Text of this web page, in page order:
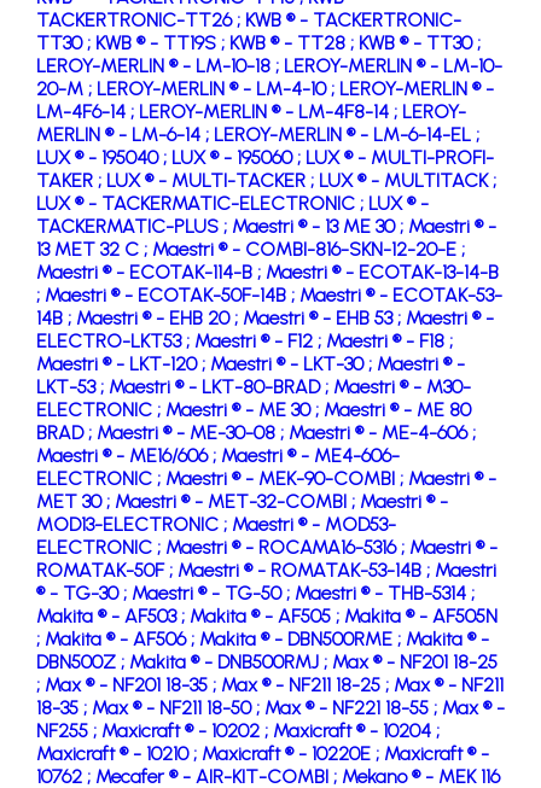
TACKERTRONIC-TT26 ; KWB ® - TACKERTRONIC-
TT30 ; KWB ® - TT19S ; KWB ® - TT28 ; KWB ® - TT30 ;
LEROY-MERLIN ® - LM-10-18 ; LEROY-MERLIN ® - LM-10-
20-M ; LEROY-MERLIN ® - LM-4-10 ; LEROY-MERLIN ® -
LM-4F6-14 ; LEROY-MERLIN ® - LM-4F8-14 ; LEROY-
MERLIN ® - LM-6-14 ; LEROY-MERLIN ® - LM-6-14-EL ;
LUX ® - 195040 ; LUX ® - 195060 ; LUX ® - MULTI-PROFI-
TAKER ; LUX ® - MULTI-TACKER ; LUX ® - MULTITACK ;
LUX ® - TACKERMATIC-ELECTRONIC ; LUX ® -
TACKERMATIC-PLUS ; Maestri ® - 13 ME 30 ; Maestri ® -
13 MET 32 C ; Maestri ® - COMBI-816-SKN-12-20-E ;
Maestri ® - ECOTAK-114-B ; Maestri ® - ECOTAK-13-14-B
; Maestri ® - ECOTAK-50F-14B ; Maestri ® - ECOTAK-53-
14B ; Maestri ® - EHB 20 ; Maestri ® - EHB 53 ; Maestri ® -
ELECTRO-LKT53 ; Maestri ® - F12 ; Maestri ® - F18 ;
Maestri ® - LKT-120 ; Maestri ® - LKT-30 ; Maestri ® -
LKT-53 ; Maestri ® - LKT-80-BRAD ; Maestri ® - M30-
ELECTRONIC ; Maestri ® - ME 30 ; Maestri ® - ME 80
BRAD ; Maestri ® - ME-30-08 ; Maestri ® - ME-4-606 ;
Maestri ® - ME16/606 ; Maestri ® - ME4-606-
ELECTRONIC ; Maestri ® - MEK-90-COMBI ; Maestri ® -
MET 30 ; Maestri ® - MET-32-COMBI ; Maestri ® -
MOD13-ELECTRONIC ; Maestri ® - MOD53-
ELECTRONIC ; Maestri ® - ROCAMA16-5316 ; Maestri ® -
ROMATAK-50F ; Maestri ® - ROMATAK-53-14B ; Maestri
® - TG-30 ; Maestri ® - TG-50 ; Maestri ® - THB-5314 ;
Makita ® - AF503 ; Makita ® - AF505 ; Makita ® - AF505N
; Makita ® - AF506 ; Makita ® - DBN500RME ; Makita ® -
DBN500Z ; Makita ® - DNB500RMJ ; Max ® - NF201 18-25
; Max ® - NF201 18-35 ; Max ® - NF211 18-25 ; Max ® - NF211
18-35 ; Max ® - NF211 18-50 ; Max ® - NF221 18-55 ; Max ® -
NF255 ; Maxicraft ® - 10202 ; Maxicraft ® - 10204 ;
Maxicraft ® - 10210 ; Maxicraft ® - 10220E ; Maxicraft ® -
10762 ; Mecafer ® - AIR-KIT-COMBI ; Mekano ® - MEK 116